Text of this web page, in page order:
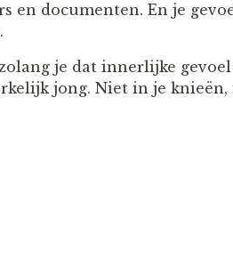
en documenten. En je
je dat innerlijke
jong. Niet in je knieën,